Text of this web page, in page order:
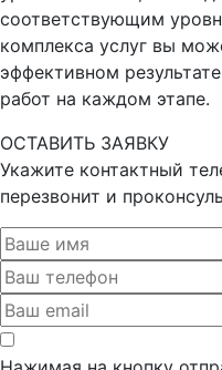
соответствующим
комплекса услуг вы
эффективном
работ на каждом этапе.
ОСТАВИТЬ ЗАЯВКУ
Укажите контактный
перезвонит и